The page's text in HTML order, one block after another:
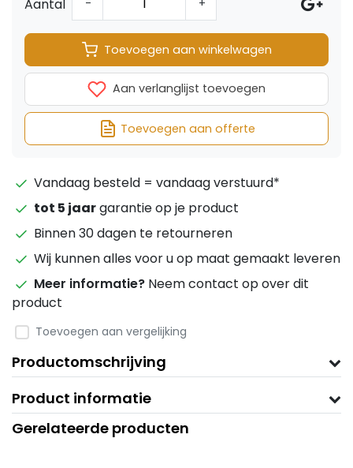
Aantal - +
Toevoegen aan winkelwagen
Aan verlanglijst toevoegen
Toevoegen aan offerte
Vandaag besteld = vandaag verstuurd*
tot 5 jaargarantie op je product
Binnen 30 dagen te retourneren
Wij kunnen alles voor u op maat gemaakt leveren
Meer informatie? Neem contact op over dit
product
Toevoegen aan vergelijking
Productomschrijving
Product informatie
Gerelateerde producten